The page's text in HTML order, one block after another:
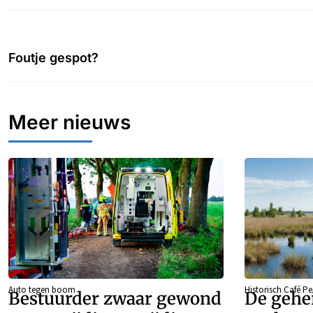
Foutje gespot?
Meer nieuws
Auto tegen boom
Bestuurder zwaar gewond
Historisch Café
De